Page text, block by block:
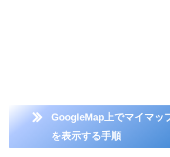
GoogleMap上でマイマッ
を表示する手順